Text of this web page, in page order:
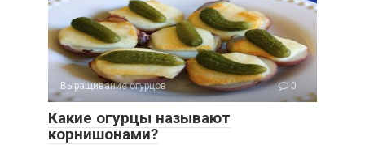
Выращивание огурцов 0
Какие огурцы называют
корнишонами?